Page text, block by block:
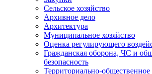
Сельское хозяйство
Архивное дело
Архитектура
Муниципальное хозяйство
Оценка регулирующего
Гражданская оборона, ЧС и
безопасность
Территориально-